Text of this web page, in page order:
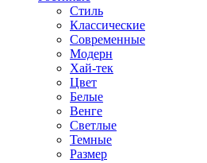
Стиль
Классические
Современные
Модерн
Хай-тек
Цвет
Белые
Венге
Светлые
Темные
Размер